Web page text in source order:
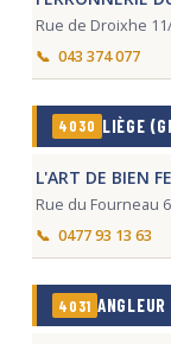
Rue de Droixhe
043 374 077
4030 LIÈGE
L'ART DE BIEN
Rue du Fourneau
0477 93 13 63
4031 ANGLEUR